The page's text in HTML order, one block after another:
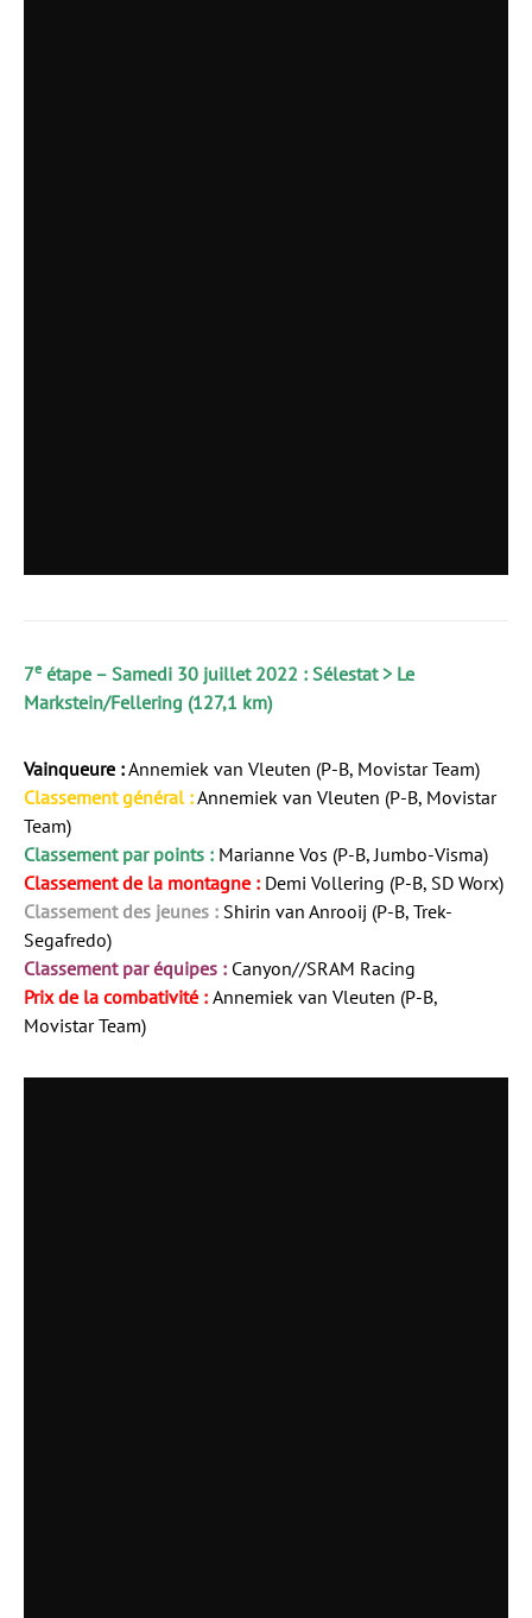
7e étape – Samedi 30 juillet 2022 : Sélestat > Le
Markstein/Fellering (127,1 km)
Vainqueure :Annemiek van Vleuten (P-B, Movistar Team)
Classement général :Annemiek van Vleuten (P-B, Movistar
Team)
Classement par points : Marianne Vos (P-B, Jumbo-Visma)
Classement de la montagne : Demi Vollering (P-B, SD Worx)
Classement des jeunes : Shirin van Anrooij (P-B, Trek-
Segafredo)
Classement par équipes : Canyon//SRAM Racing
Prix de la combativité : Annemiek van Vleuten (P-B,
Movistar Team)